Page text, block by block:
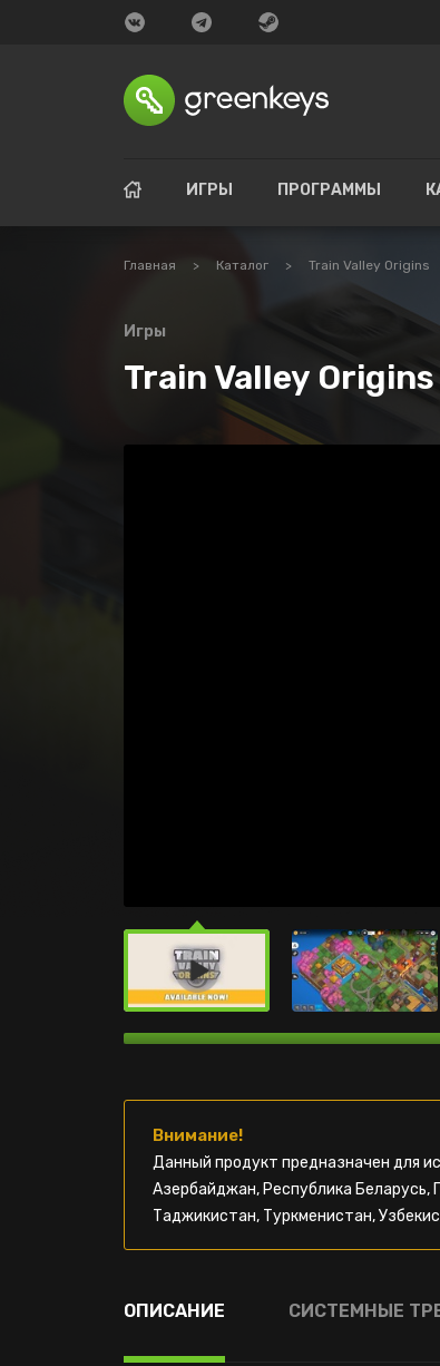
ИГРЫ ПРОГРАММЫ
Главная > Каталог > Train Valley Origins
Игры
Train Valley Origins
Внимание!
Данный продукт предназначен для
Азербайджан, Республика Беларусь,
Таджикистан, Туркменистан,
ОПИСАНИЕ СИСТЕМНЫЕ